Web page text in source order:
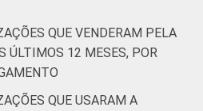
defesa de
direitos
QUE VENDERAM PELA
ÚLTIMOS 12 MESES, POR
QUE USARAM A